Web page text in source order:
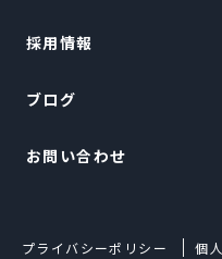
経営陣紹介
IRニュース
経営情報
財務ハイライト
採用情報
ブログ
TalentX LIFE
お問い合わせ
プライバシーポリシー 個